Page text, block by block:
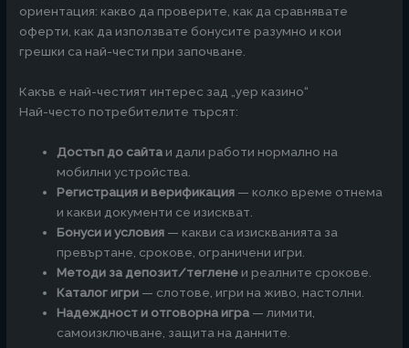
ориентация: какво да проверите, как да сравнявате
оферти, как да използвате бонусите разумно и кои
грешки са най-чести при започване.
Какъв е най-честият интерес зад „yep казино“
Най-често потребителите търсят:
Достъп до сайта и дали работи нормално на
мобилни устройства.
Регистрация и верификация — колко време отнема
и какви документи се изискват.
Бонуси и условия — какви са изискванията за
превъртане, срокове, ограничени игри.
Методи за депозит/теглене и реалните срокове.
Каталог игри — слотове, игри на живо, настолни.
Надеждност и отговорна игра — лимити,
самоизключване, защита на данните.